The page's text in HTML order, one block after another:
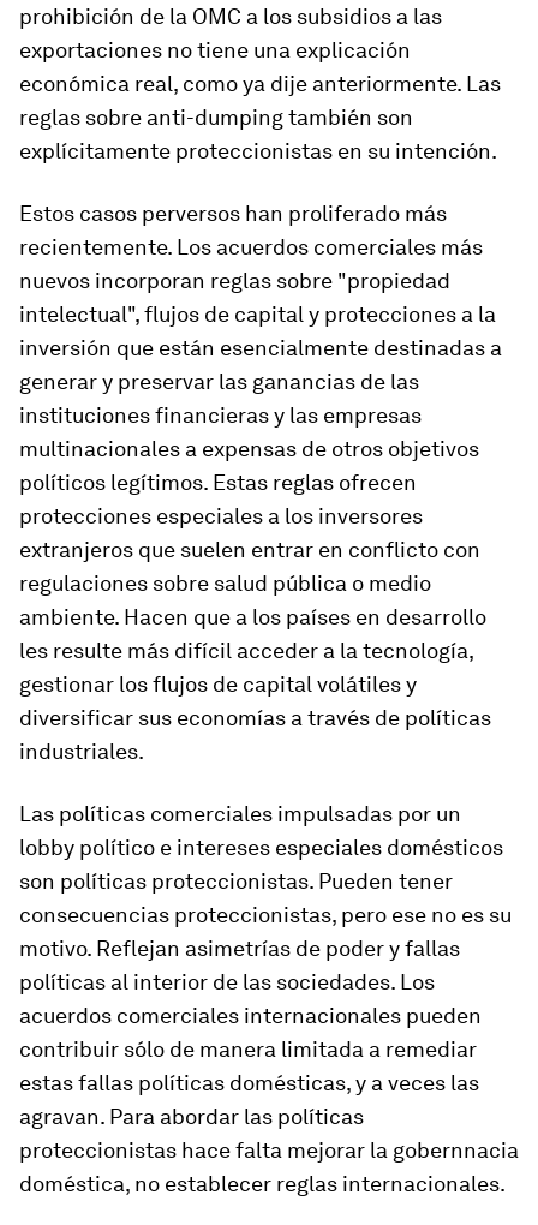
prohibición de la OMC a los subsidios a las
exportaciones no tiene una explicación
económica real, como ya dije anteriormente. Las
reglas sobre anti-dumping también son
explícitamente proteccionistas en su intención.
Estos casos perversos han proliferado más
recientemente. Los acuerdos comerciales más
nuevos incorporan reglas sobre "propiedad
intelectual", flujos de capital y protecciones a la
inversión que están esencialmente destinadas a
generar y preservar las ganancias de las
instituciones financieras y las empresas
multinacionales a expensas de otros objetivos
políticos legítimos. Estas reglas ofrecen
protecciones especiales a los inversores
extranjeros que suelen entrar en conflicto con
regulaciones sobre salud pública o medio
ambiente. Hacen que a los países en desarrollo
les resulte más difícil acceder a la tecnología,
gestionar los flujos de capital volátiles y
diversificar sus economías a través de políticas
industriales.
Las políticas comerciales impulsadas por un
lobby político e intereses especiales domésticos
son políticas proteccionistas. Pueden tener
consecuencias proteccionistas, pero ese no es su
motivo. Reflejan asimetrías de poder y fallas
políticas al interior de las sociedades. Los
acuerdos comerciales internacionales pueden
contribuir sólo de manera limitada a remediar
estas fallas políticas domésticas, y a veces las
agravan. Para abordar las políticas
proteccionistas hace falta mejorar la gobernnacia
doméstica, no establecer reglas internacionales.